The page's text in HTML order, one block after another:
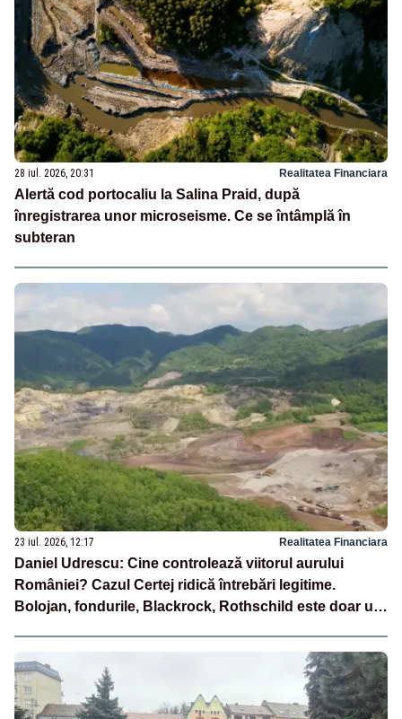
28 iul. 2026, 20:31 Realitatea Financiara
Alertă cod portocaliu la Salina Praid, după
înregistrarea unor microseisme. Ce se întâmplă în
subteran
23 iul. 2026, 12:17 Realitatea Financiara
Daniel Udrescu: Cine controlează viitorul aurului
României? Cazul Certej ridică întrebări legitime.
Bolojan, fondurile, Blackrock, Rothschild este doar un